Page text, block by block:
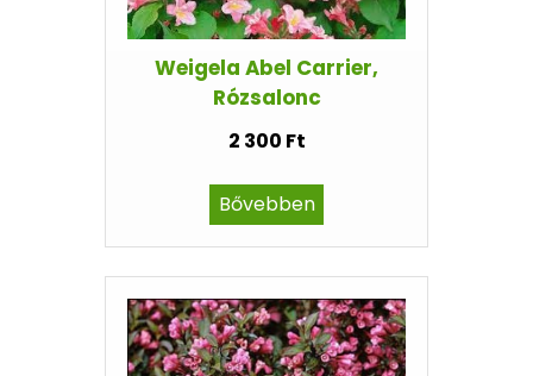
Weigela Abel Carrier,
Rózsalonc
2 300 Ft
Bővebben